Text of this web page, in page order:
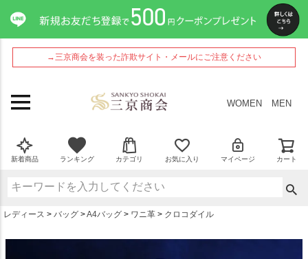
→三京商会を装った詐欺サイト・メールにご注意ください
WOMEN MEN
新着商品 ランキング カテゴリ お気に入り マイページ カート
レディース バッグ A4バッグ ワニ革 クロコダイル
ペー
ジト
ップ
へ